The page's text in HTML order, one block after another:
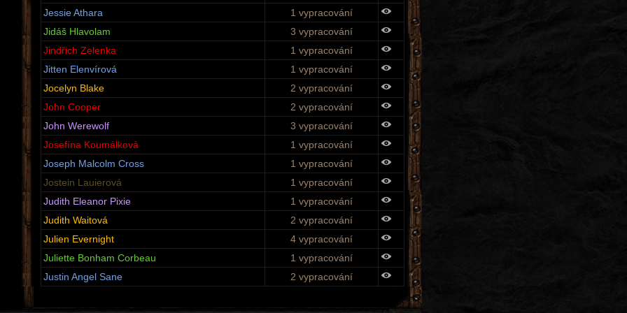
Jessie Athara
1 vypracování
Jidáš Hlavolam
3 vypracování
Jindřich Zelenka
1 vypracování
Jitten Elenvírová
1 vypracování
Jocelyn Blake
2 vypracování
John Cooper
2 vypracování
John Werewolf
3 vypracování
Josefína Koumálková
1 vypracování
Joseph Malcolm Cross
1 vypracování
Jostein Lauierová
1 vypracování
Judith Eleanor Pixie
1 vypracování
Judith Waitová
2 vypracování
Julien Evernight
4 vypracování
Juliette Bonham Corbeau
1 vypracování
Justin Angel Sane
2 vypracování